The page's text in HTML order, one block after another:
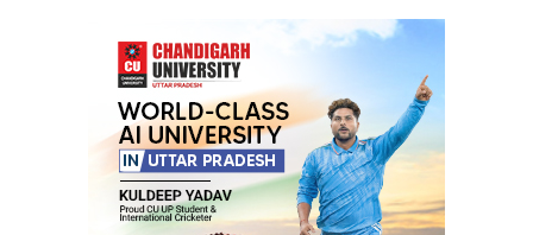
Your E-mail*
Submit Comment